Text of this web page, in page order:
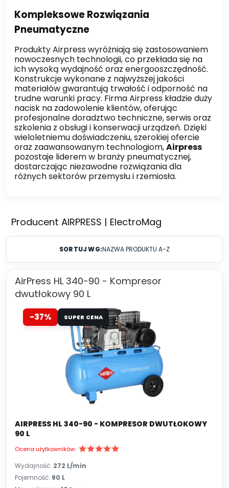
Kompleksowe Rozwiązania
Pneumatyczne
Produkty Airpress wyróżniają się zastosowaniem
nowoczesnych technologii, co przekłada się na
ich wysoką wydajność oraz energooszczędność.
Konstrukcje wykonane z najwyższej jakości
materiałów gwarantują trwałość i odporność na
trudne warunki pracy. Firma Airpress kładzie duży
nacisk na zadowolenie klientów, oferując
profesjonalne doradztwo techniczne, serwis oraz
szkolenia z obsługi i konserwacji urządzeń. Dzięki
wieloletniemu doświadczeniu, szerokiej ofercie
oraz zaawansowanym technologiom,Airpress
pozostaje liderem w branży pneumatycznej,
dostarczając niezawodne rozwiązania dla
różnych sektorów przemysłu i rzemiosła.
Producent AIRPRESS | ElectroMag
SORTUJ WG:NAZWA PRODUKTU A-Z
AirPress HL 340-90 - Kompresor
dwutłokowy 90 L
-37% SUPER CENA
AIRPRESS HL 340-90 - KOMPRESOR DWUTŁOKOWY
90 L
Ocena użytkowników:
Wydajność: 272 L/min
Pojemność: 90 L